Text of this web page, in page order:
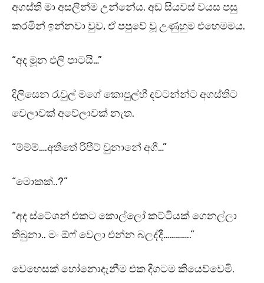
අගස්ති මා අසලින්ම උන්නේය. අඩ සියවස් වයස පසු
කරමින් ඉන්නවා වුව, ඒ පපුවේ වූ උණුහුම එහෙමමය.
“අද මූන එලි පාටයි…”
දිලිසෙන රැවුල් මගේ කොපුල්හී දවටන්න්ට අගස්තිට
වෙලාවක් අවේලාවක් නැත.
“ම්ම්ම්….අතීතේ රිපීට් වුනානේ අගී…”
“මොකක්..?”
“අද ස්ටේශන් එකට කොල්ලෝ කට්ටියක් ගෙනල්ලා
තිබුනා.. මං ඕෆ් වෙලා එන්න බලද්දී…………..”
වෙහෙසක් හෝනොදැනීම එක දිගටම කියෙව්වෙමි.